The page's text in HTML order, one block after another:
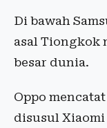
Di bawah
asal Tiongkok
besar dunia.
Oppo
disusul